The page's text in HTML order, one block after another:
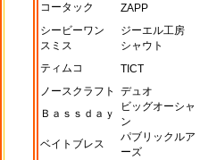
コータック
ZAPP
シービーワン
ジーエル工房
スミス
シャウト
ティムコ
TICT
ノースクラフト
デュオ
Ｂａｓｓｄａｙ
ビッグオーシャ
ン
ベイトブレス
パブリックルア
ーズ